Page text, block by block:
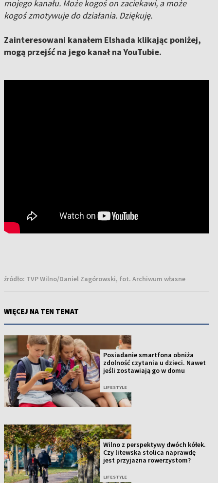
mojego kanału. Może kogoś on zaciekawi, a może
kogoś zmotywuje do działania. Dziękuję.
Zainteresowani kanałem Elshada klikając poniżej,
mogą przejść na jego kanał na YouTubie.
źródło: TVP Wilno/Daniel Zagórowski, fot. Archiwum własne
WIĘCEJ NA TEN TEMAT
Posiadanie smartfona obniża
zdolność czytania u dzieci. Nawet
jeśli zostawiają go w domu
LIFESTYLE
Wilno z perspektywy dwóch kółek.
Czy litewska stolica naprawdę
jest przyjazna rowerzystom?
LIFESTYLE